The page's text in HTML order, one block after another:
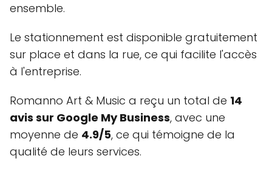
ensemble.
Le stationnement est disponible gratuitement
sur place et dans la rue, ce qui facilite l'accès
à l'entreprise.
Romanno Art & Music a reçu un total de 14
avis sur Google My Business, avec une
moyenne de 4.9/5, ce qui témoigne de la
qualité de leurs services.